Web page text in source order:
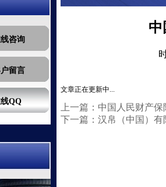
咨询
留言
QQ
中
文章正在更新中...
上一篇：中国人民财产
下一篇：汉帛（中国）有